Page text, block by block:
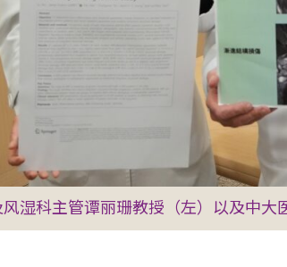
湿科主管谭丽珊教授（左）以及中大